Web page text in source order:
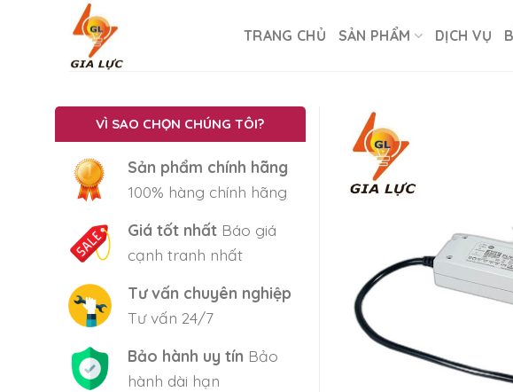
TRANG CHỦ SẢN PHẨM DỊCH VỤ
VÌ SAO CHỌN CHÚNG TÔI?
Sản phẩm chính hãng
100% hàng chính hãng
Giá tốt nhấtBáo giá
cạnh tranh nhất
Tư vấn chuyên nghiệp
Tư vấn 24/7
Bảo hành uy tín Bảo
hành dài hạn